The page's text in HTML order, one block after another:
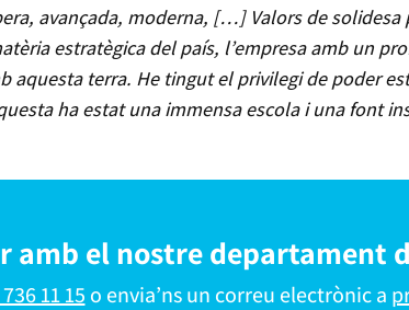
avançada, moderna, […] Valors de solidesa
estratègica del país, l’empresa amb un
terra. He tingut el privilegi de poder
ha estat una immensa escola i una font
amb el nostre departament
11 15 o envia’ns un correu electrònic a